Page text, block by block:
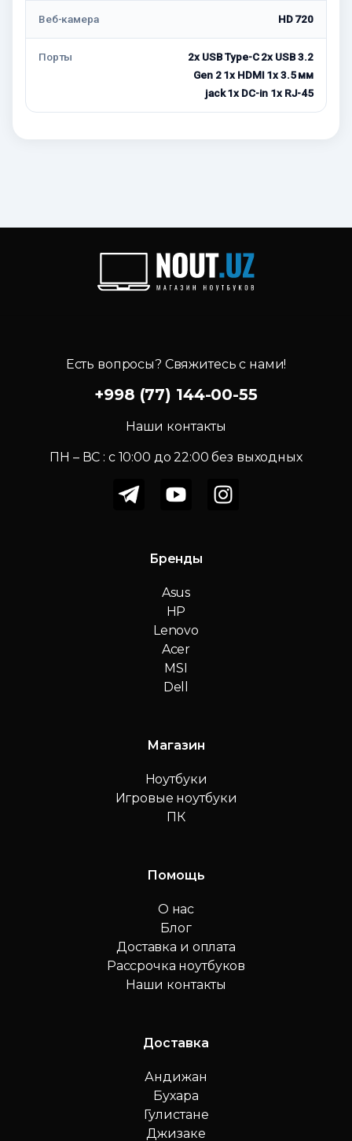
Веб-камера HD 720
Порты
2x USB Type-С 2x USB 3.2
Gen 2 1x HDMI 1x 3.5 мм
jack 1x DC-in 1x RJ-45
Есть вопросы? Свяжитесь с нами!
+998 (77) 144-00-55
Наши контакты
ПН – ВС : c 10:00 до 22:00 без выходных
Бренды
Asus
HP
Lenovo
Acer
MSI
Dell
Магазин
Ноутбуки
Игровые ноутбуки
ПК
Помощь
О нас
Блог
Доставка и оплата
Рассрочка ноутбуков
Наши контакты
Доставка
Андижан
Бухара
Гулистане
Джизаке